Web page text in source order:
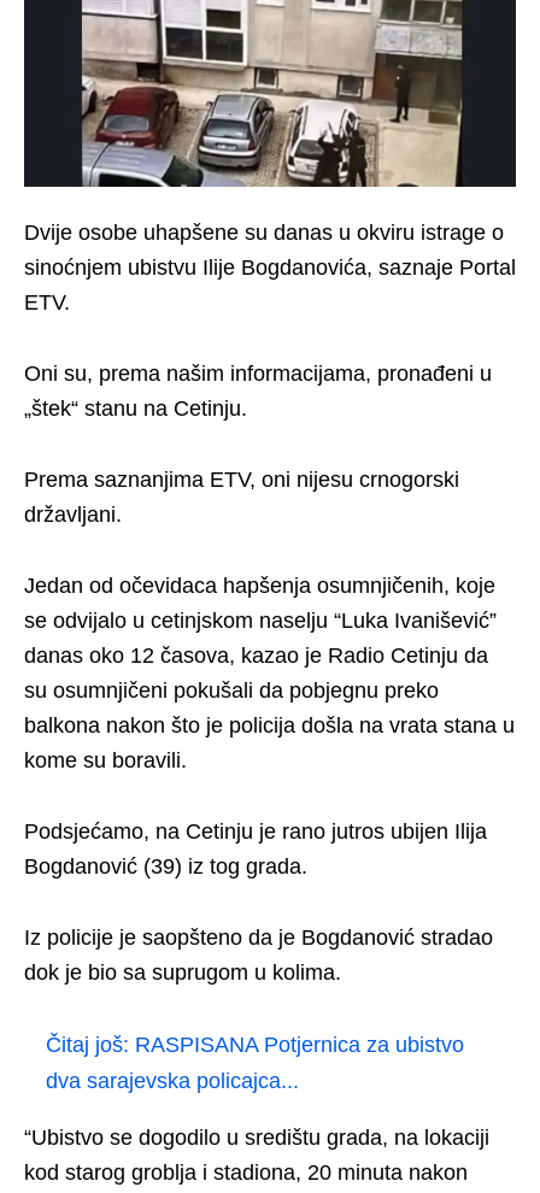
Dvije osobe uhapšene su danas u okviru istrage o
sinoćnjem ubistvu Ilije Bogdanovića, saznaje Portal
ETV.
Oni su, prema našim informacijama, pronađeni u
„štek“ stanu na Cetinju.
Prema saznanjima ETV, oni nijesu crnogorski
državljani.
Jedan od očevidaca hapšenja osumnjičenih, koje
se odvijalo u cetinjskom naselju “Luka Ivanišević”
danas oko 12 časova, kazao je Radio Cetinju da
su osumnjičeni pokušali da pobjegnu preko
balkona nakon što je policija došla na vrata stana u
kome su boravili.
Podsjećamo, na Cetinju je rano jutros ubijen Ilija
Bogdanović (39) iz tog grada.
Iz policije je saopšteno da je Bogdanović stradao
dok je bio sa suprugom u kolima.
Čitaj još: RASPISANA Potjernica za ubistvo
dva sarajevska policajca...
“Ubistvo se dogodilo u središtu grada, na lokaciji
kod starog groblja i stadiona, 20 minuta nakon